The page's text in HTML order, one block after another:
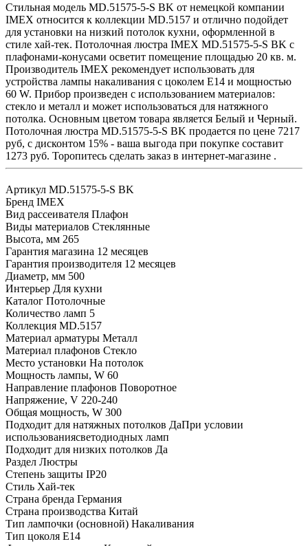
Стильная модель MD.51575-5-S BK от немецкой компании
IMEX относится к коллекции MD.5157 и отлично подойдет
для установки на низкий потолок кухни, оформленной в
стиле хай-тек. Потолочная люстра IMEX MD.51575-5-S BK с
плафонами-конусами осветит помещение площадью 20 кв. м.
Производитель IMEX рекомендует использовать для
устройства лампы накаливания с цоколем E14 и мощностью
60 W. Прибор произведен с использованием материалов:
стекло и металл и может использоваться для натяжного
потолка. Основным цветом товара является Белый и Черный.
Потолочная люстра MD.51575-5-S BK продается по цене 7217
руб, с дисконтом 15% - ваша выгода при покупке составит
1273 руб. Торопитесь сделать заказ в интернет-магазине .
Артикул MD.51575-5-S BK
Бренд IMEX
Вид рассеивателя Плафон
Виды материалов Стеклянные
Высота, мм 265
Гарантия магазина 12 месяцев
Гарантия производителя 12 месяцев
Диаметр, мм 500
Интерьер Для кухни
Каталог Потолочные
Количество ламп 5
Коллекция MD.5157
Материал арматуры Металл
Материал плафонов Стекло
Место установки На потолок
Мощность лампы, W 60
Направление плафонов Поворотное
Напряжение, V 220-240
Общая мощность, W 300
Подходит для натяжных потолков ДаПри условии
использованиясветодиодных ламп
Подходит для низких потолков Да
Раздел Люстры
Степень защиты IP20
Стиль Хай-тек
Страна бренда Германия
Страна производства Китай
Тип лампочки (основной) Накаливания
Тип цоколя E14